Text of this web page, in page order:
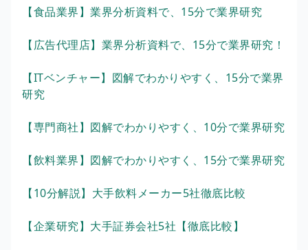
【食品業界】業界分析資料で、15分で業界研究
【広告代理店】業界分析資料で、15分で業界研究！
【ITベンチャー】図解でわかりやすく、15分で業界
研究
【専門商社】図解でわかりやすく、10分で業界研究
【飲料業界】図解でわかりやすく、15分で業界研究
【10分解説】大手飲料メーカー5社徹底比較
【企業研究】大手証券会社5社【徹底比較】